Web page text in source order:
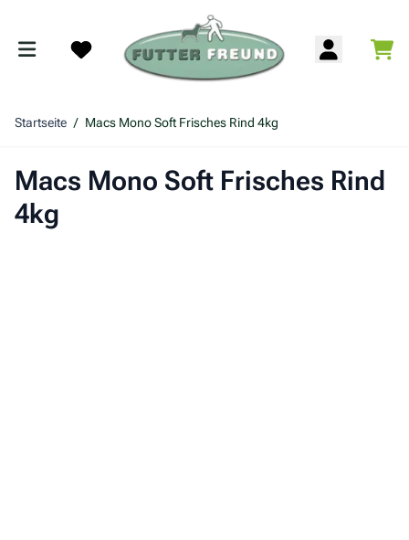
Startseite / Macs Mono Soft Frisches Rind 4kg
Macs Mono Soft Frisches Rind
4kg